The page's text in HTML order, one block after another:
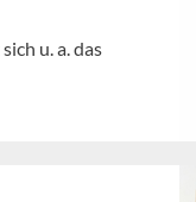
u. a. das